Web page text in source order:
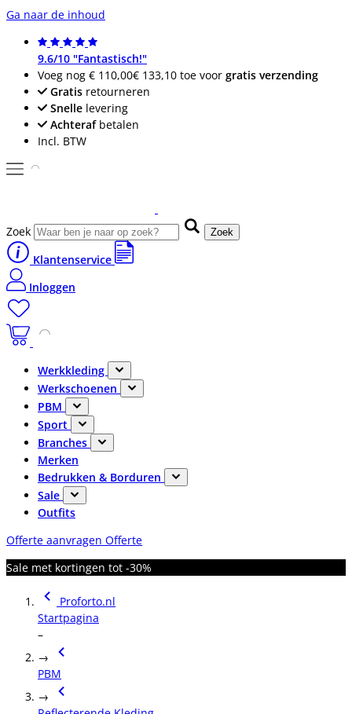
Ga naar de inhoud
9.6/10 "Fantastisch!"
Voeg nog € 110,00€ 133,10 toe voor gratis verzending
Gratis retourneren
Snelle levering
Achterafbetalen
Incl. BTW
Zoek Zoek
Klantenservice
Inloggen
Werkkleding
Werkschoenen
PBM
Sport
Branches
Merken
Bedrukken & Borduren
Sale
Outfits
Offerte aanvragen Offerte
Sale met kortingen tot -30%
Proforto.nl
Startpagina
–
→
PBM
→